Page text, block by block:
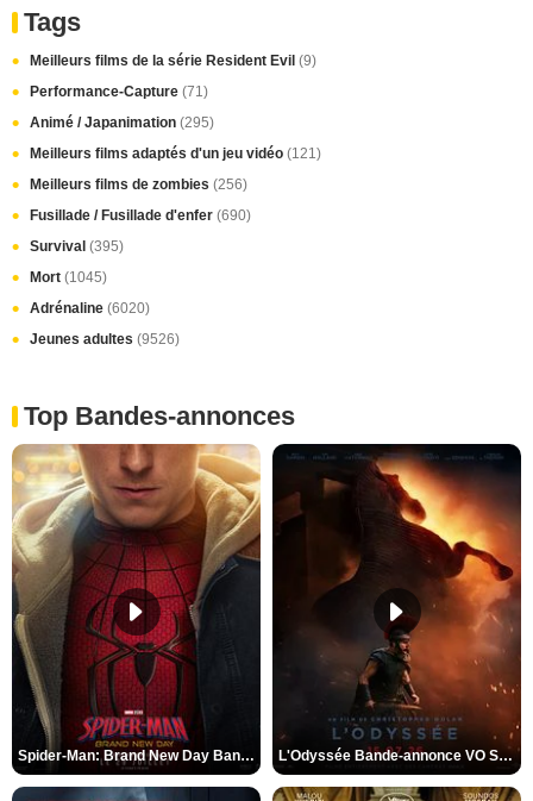
Tags
Meilleurs films de la série Resident Evil (9)
Performance-Capture (71)
Animé / Japanimation (295)
Meilleurs films adaptés d'un jeu vidéo (121)
Meilleurs films de zombies (256)
Fusillade / Fusillade d'enfer (690)
Survival (395)
Mort (1045)
Adrénaline (6020)
Jeunes adultes (9526)
Top Bandes-annonces
Spider-Man: Brand New Day Bande-annonce VO STFR L'Odyssée Bande-annonce VO STFR